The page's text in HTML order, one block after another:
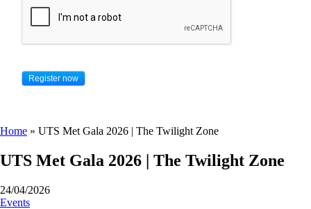
Home » UTS Met Gala 2026 | The Twilight Zone
UTS Met Gala 2026 | The Twilight Zone
24/04/2026
Events